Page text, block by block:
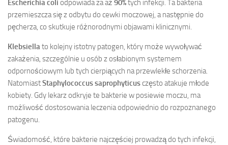
Escherichia coli odpowiada za aż 90%tych infekcji. Ta bakteria
przemieszcza się z odbytu do cewki moczowej, a następnie do
pęcherza, co skutkuje różnorodnymi objawami klinicznymi.
Klebsiella to kolejny istotny patogen, który może wywoływać
zakażenia, szczególnie u osób z osłabionym systemem
odpornościowym lub tych cierpiących na przewlekłe schorzenia.
NatomiastStaphylococcus saprophyticusczęsto atakuje młode
kobiety. Gdy lekarz odkryje te bakterie w posiewie moczu, ma
możliwość dostosowania leczenia odpowiednio do rozpoznanego
patogenu.
Świadomość, które bakterie najczęściej prowadzą do tych infekcji,